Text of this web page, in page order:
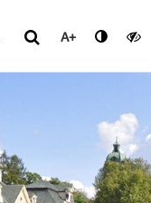
A+